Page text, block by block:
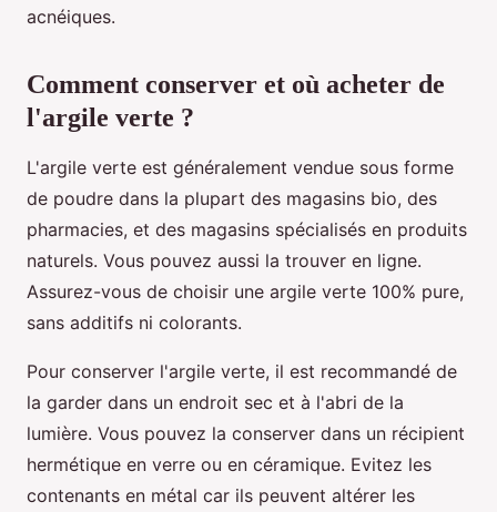
acnéiques.
Comment conserver et où acheter de
l'argile verte ?
L'argile verte est généralement vendue sous forme
de poudre dans la plupart des magasins bio, des
pharmacies, et des magasins spécialisés en produits
naturels. Vous pouvez aussi la trouver en ligne.
Assurez-vous de choisir une argile verte 100% pure,
sans additifs ni colorants.
Pour conserver l'argile verte, il est recommandé de
la garder dans un endroit sec et à l'abri de la
lumière. Vous pouvez la conserver dans un récipient
hermétique en verre ou en céramique. Evitez les
contenants en métal car ils peuvent altérer les